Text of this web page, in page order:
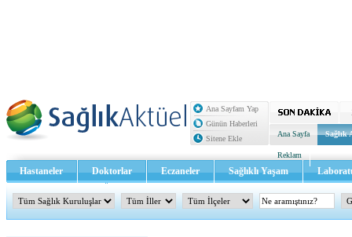
Ana Sayfam Yap
Günün Haberleri
Sitene Ekle
Ana Sayfa Sağlık
Reklam
Hastaneler Doktorlar Eczaneler Sağlıklı Yaşam
Sağlık TV - Video İletişim